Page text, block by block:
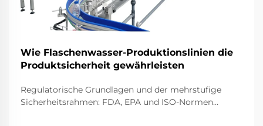
Wie Flaschenwasser-Produktionslinien die
Produktsicherheit gewährleisten
Regulatorische Grundlagen und der mehrstufige
Sicherheitsrahmen: FDA, EPA und ISO-Normen